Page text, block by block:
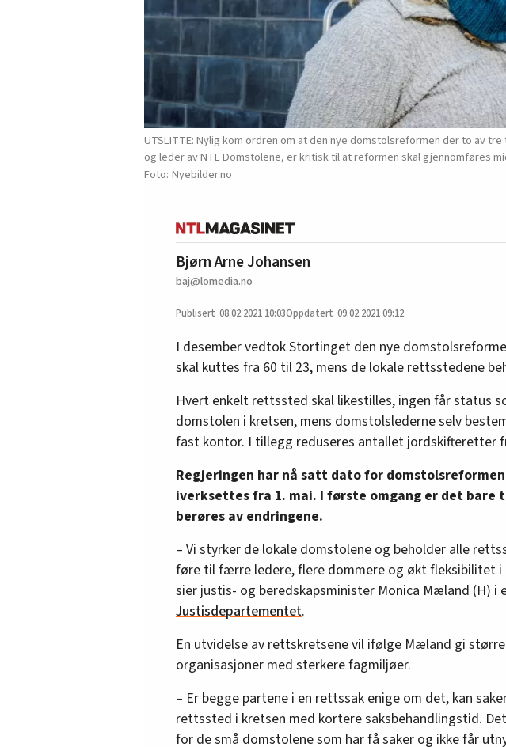
UTSLITTE: Nylig kom ordren om at den nye domstolsreformen der to av
og leder av NTL Domstolene, er kritisk til at reformen skal gjennomføres
Nyebilder.no
Bjørn Arne Johansen
baj@lomedia.no
08.02.2021 10:03 09.02.2021 09:12
I desember vedtok Stortinget den nye
skal kuttes fra 60 til 23, mens de lokale rettsstedene
Hvert enkelt rettssted skal likestilles, ingen får status
domstolen i kretsen, mens domstolslederne selv
fast kontor. I tillegg reduseres antallet jordskifteretter
Regjeringen har nå satt dato for
iverksettes fra 1. mai. I første omgang er det bare
berøres av endringene.
– Vi styrker de lokale domstolene og beholder alle
føre til færre ledere, flere dommere og økt fleksibilitet i
sier justis- og beredskapsminister Monica Mæland (H) i
Justisdepartementet.
En utvidelse av rettskretsene vil ifølge Mæland gi
organisasjoner med sterkere fagmiljøer.
– Er begge partene i en rettssak enige om det, kan
rettssted i kretsen med kortere saksbehandlingstid.
for de små domstolene som har få saker og ikke får